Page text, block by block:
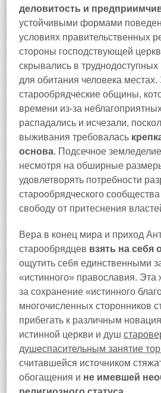
деловитость и
устойчивыми формами
условиях правительственных
стороны господствующей
скрывались в
для обитания человека
старообрядческие общины,
времени из-за
распадались и исчезали,
выживания требовалась
основа. Подсечное
несмотря на обширные
удовлетворять потребности
старообрядческого
свободу от притеснения
Вера в конец мира и приход
старообрядцев взять на себя
ощутить себя единственными
«истинного» православия. Эта
за сохранение «истинного
многочисленных сторонников
прибегать к различным
истинной церкви и душ
душеспасительным занятие
считавшейся источником
обогащения и не имевшей